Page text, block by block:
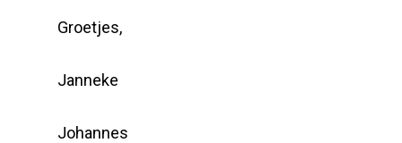
Groetjes,
Janneke
Johannes